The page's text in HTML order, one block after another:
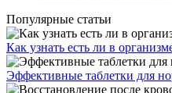
Популярные статьи
Как узнать есть ли в
Эффективные таблетки для